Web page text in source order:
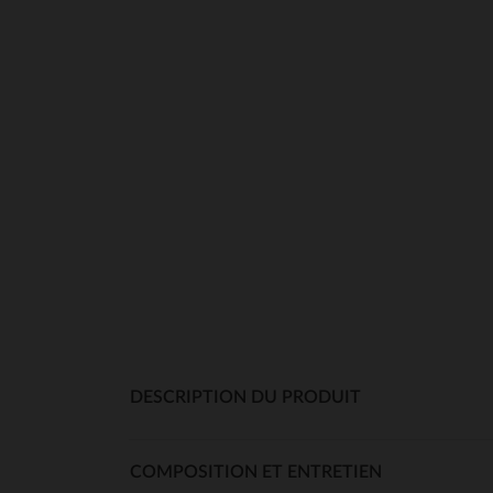
DESCRIPTION DU PRODUIT
COMPOSITION ET ENTRETIEN